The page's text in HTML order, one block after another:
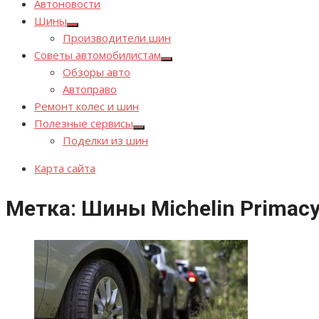
Автоновости
Шины
Показывать
подменю
Производители шин
Советы автомобилистам
Показывать
Обзоры авто
Автоправо
Ремонт колес и шин
Полезные сервисы
Показывать
подменю
Поделки из шин
Карта сайта
Метка: Шины Michelin